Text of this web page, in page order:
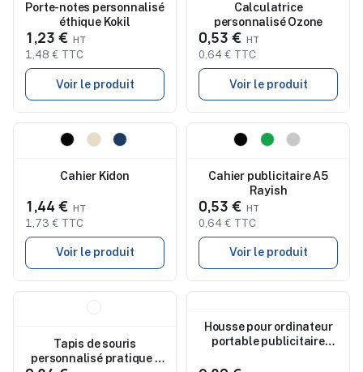
Porte-notes personnalisé
éthique Kokil
1,23 €
1,48 € TTC
Voir le produit
Calculatrice
personnalisé Ozone
0,53 €
0,64 € TTC
Voir le produit
Nouveau
Cahier Kidon
1,44 €
1,73 € TTC
Voir le produit
Nouveau
Cahier publicitaire A5
Rayish
0,53 €
0,64 € TTC
Voir le produit
Tapis de souris
personnalisé pratique -
Housse pour ordinateur
portable publicitaire